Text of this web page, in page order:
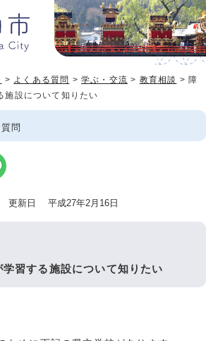
> よくある質問 >学ぶ・交流 > 教育相談 > 障
施設について知りたい
問
更新日 平成27年2月16日
習する施設について知りたい